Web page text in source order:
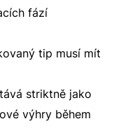
fází
tip musí mít
striktně jako
výhry během